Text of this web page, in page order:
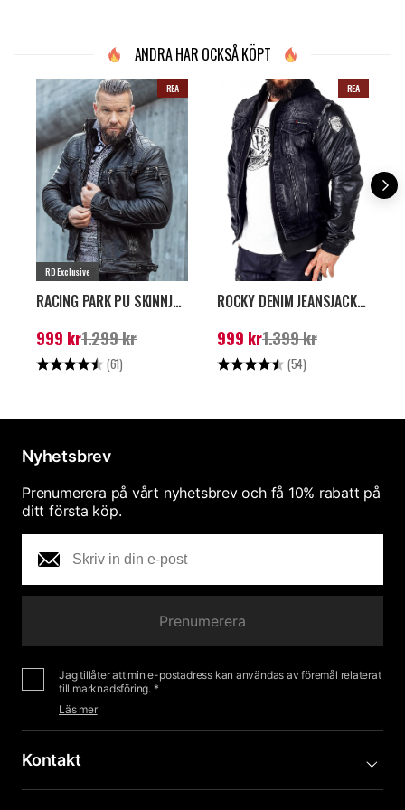
ANDRA HAR OCKSÅ KÖPT
REA
RD Exclusive
RACING PARK PU SKINNJACKA - MÖRKGRÅ
Nuvarande pris:999
kr Tidigare pris:
999 kr1.299 kr
Betyg: (61) 4.6 utav 5 stjärnor
REA
ROCKY DENIM JEANSJACKA - SVART
Nuvarande pris:999
kr Tidigare pris:1.399 kr
999 kr1.399 kr
Betyg: (54)
Nyhetsbrev
Prenumerera på vårt nyhetsbrev och få 10% rabatt på
ditt första köp.
Prenumerera
Jag tillåter att min e-postadress kan användas av föremål relaterat
till marknadsföring. *
Läs mer
Kontakt